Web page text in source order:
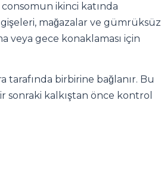
ikinci katında
mağazalar ve gümrüksüz
veya gece konaklaması için
tarafında birbirine bağlanır. Bu
sonraki kalkıştan önce kontrol